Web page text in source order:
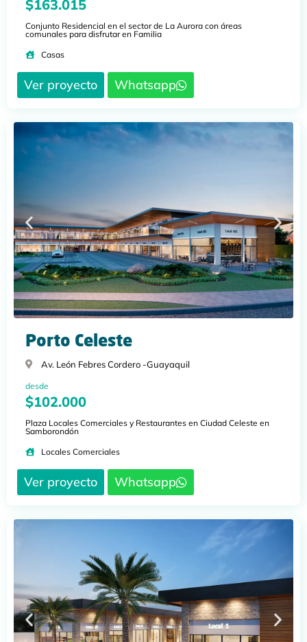
$163.015
Conjunto Residencial en el sector de La Aurora con áreas
comunales para disfrutar en Familia
Casas
Ver proyecto Whatsapp
Porto Celeste
Av. León Febres Cordero -Guayaquil
desde
$102.000
Plaza Locales Comerciales y Restaurantes en Ciudad Celeste en
Samborondón
Locales Comerciales
Ver proyecto Whatsapp